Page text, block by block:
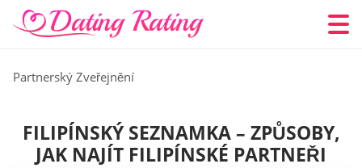
Partnerský Zveřejnění
FILIPÍNSKÝ SEZNAMKA – ZPŮSOBY,
JAK NAJÍT FILIPÍNSKÉ PARTNEŘI